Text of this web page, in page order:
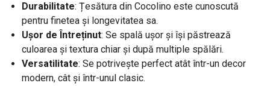
Durabilitate: Țesătura din Cocolino este cunoscută
pentru finetea și longevitatea sa.
Ușor de Întreținut: Se spală ușor și își păstrează
culoarea și textura chiar și după multiple spălări.
Versatilitate: Se potrivește perfect atât într-un decor
modern, cât și într-unul clasic.